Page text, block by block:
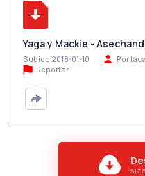
Yaga y Mackie -
Subido 2018-01-10 Por
Reportar